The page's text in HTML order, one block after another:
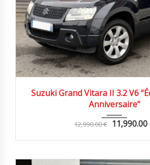
Suzuki Grand Vitara II 3.2 V6
Anniversaire”
12,990.00€ 11,990.00